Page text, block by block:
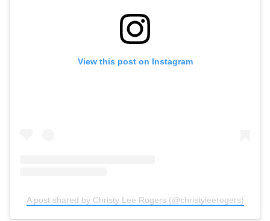
View this post on Instagram
A post shared by Christy Lee Rogers (@christyleerogers)